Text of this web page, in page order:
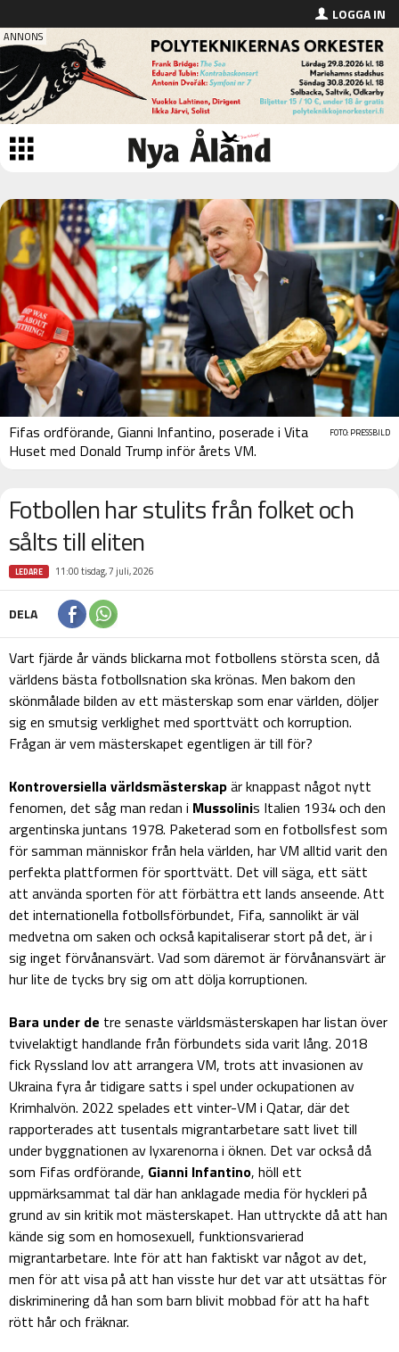
LOGGA IN
FOTO: PRESSBILD
Fifas ordförande, Gianni Infantino, poserade i Vita
Huset med Donald Trump inför årets VM.
Fotbollen har stulits från folket och
sålts till eliten
LEDARE 11:00 tisdag, 7 juli, 2026
DELA
Vart fjärde år vänds blickarna mot fotbollens största scen, då
världens bästa fotbollsnation ska krönas. Men bakom den
skönmålade bilden av ett mästerskap som enar världen, döljer
sig en smutsig verklighet med sporttvätt och korruption.
Frågan är vem mästerskapet egentligen är till för?
Kontroversiella världsmästerskapär knappast något nytt
fenomen, det såg man redan i Mussolinis Italien 1934 och den
argentinska juntans 1978. Paketerad som en fotbollsfest som
för samman människor från hela världen, har VM alltid varit den
perfekta plattformen för sporttvätt. Det vill säga, ett sätt
att använda sporten för att förbättra ett lands anseende. Att
det internationella fotbollsförbundet, Fifa, sannolikt är väl
medvetna om saken och också kapitaliserar stort på det, är i
sig inget förvånansvärt. Vad som däremot är förvånansvärt är
hur lite de tycks bry sig om att dölja korruptionen.
Bara under de tre senaste världsmästerskapen har listan över
tvivelaktigt handlande från förbundets sida varit lång. 2018
fick Ryssland lov att arrangera VM, trots att invasionen av
Ukraina fyra år tidigare satts i spel under ockupationen av
Krimhalvön. 2022 spelades ett vinter-VM i Qatar, där det
rapporterades att tusentals migrantarbetare satt livet till
under byggnationen av lyxarenorna i öknen. Det var också då
som Fifas ordförande, Gianni Infantino, höll ett
uppmärksammat tal där han anklagade media för hyckleri på
grund av sin kritik mot mästerskapet. Han uttryckte då att han
kände sig som en homosexuell, funktionsvarierad
migrantarbetare. Inte för att han faktiskt var något av det,
men för att visa på att han visste hur det var att utsättas för
diskriminering då han som barn blivit mobbad för att ha haft
rött hår och fräknar.